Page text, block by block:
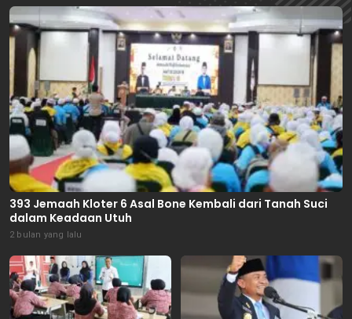
393 Jemaah Kloter 6 Asal Bone Kembali dari Tanah Suci
dalam Keadaan Utuh
2 bulan yang lalu